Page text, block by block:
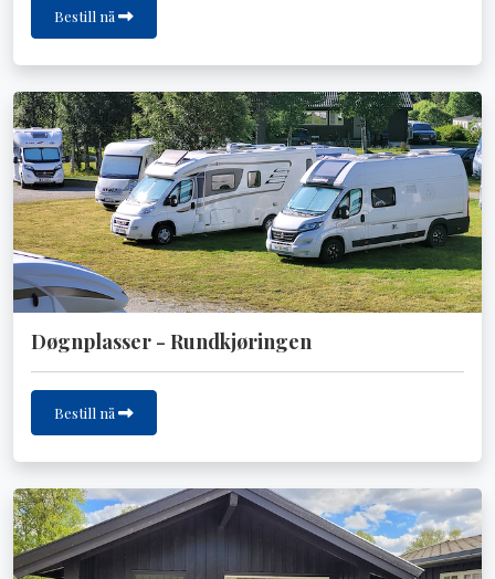
Bestill nå
Døgnplasser - Rundkjøringen
Bestill nå